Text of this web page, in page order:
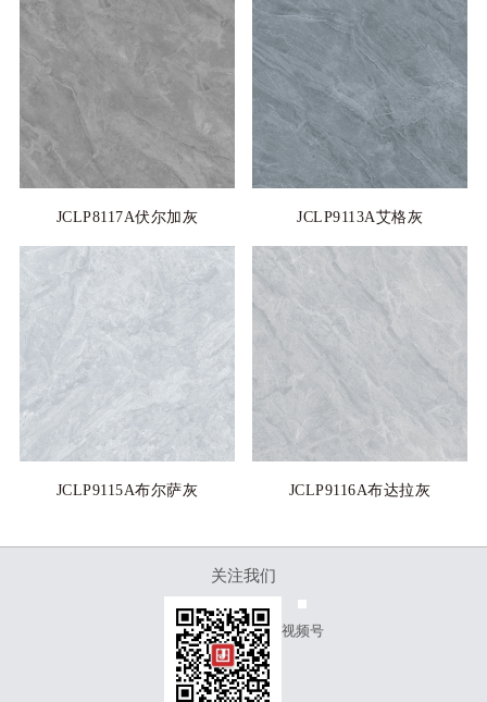
JCLP8117A伏尔加灰 JCLP9113A艾格灰
JCLP9115A布尔萨灰 JCLP9116A布达拉灰
关注我们
视频号